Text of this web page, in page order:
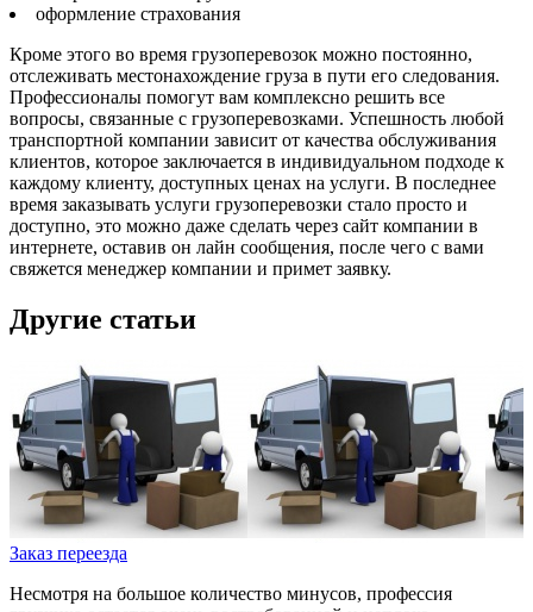
оформление страхования
Кроме этого во время грузоперевозок можно постоянно,
отслеживать местонахождение груза в пути его следования.
Профессионалы помогут вам комплексно решить все
вопросы, связанные с грузоперевозками. Успешность любой
транспортной компании зависит от качества обслуживания
клиентов, которое заключается в индивидуальном подходе к
каждому клиенту, доступных ценах на услуги. В последнее
время заказывать услуги грузоперевозки стало просто и
доступно, это можно даже сделать через сайт компании в
интернете, оставив он лайн сообщения, после чего с вами
свяжется менеджер компании и примет заявку.
Другие статьи
Заказ переезда
Несмотря на большое количество минусов, профессия